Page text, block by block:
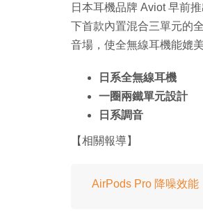
日本耳機品牌 Aviot 早前
下首款內置混合三單元的
音場，使全無線耳機能媲
日系全無線耳機
一圈兩鐵單元設計
日系調音
【相關報導】
AirPods Pro 降噪效能